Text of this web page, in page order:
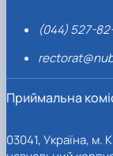
(044) 527-
Приймальна
03041, Україна, м.